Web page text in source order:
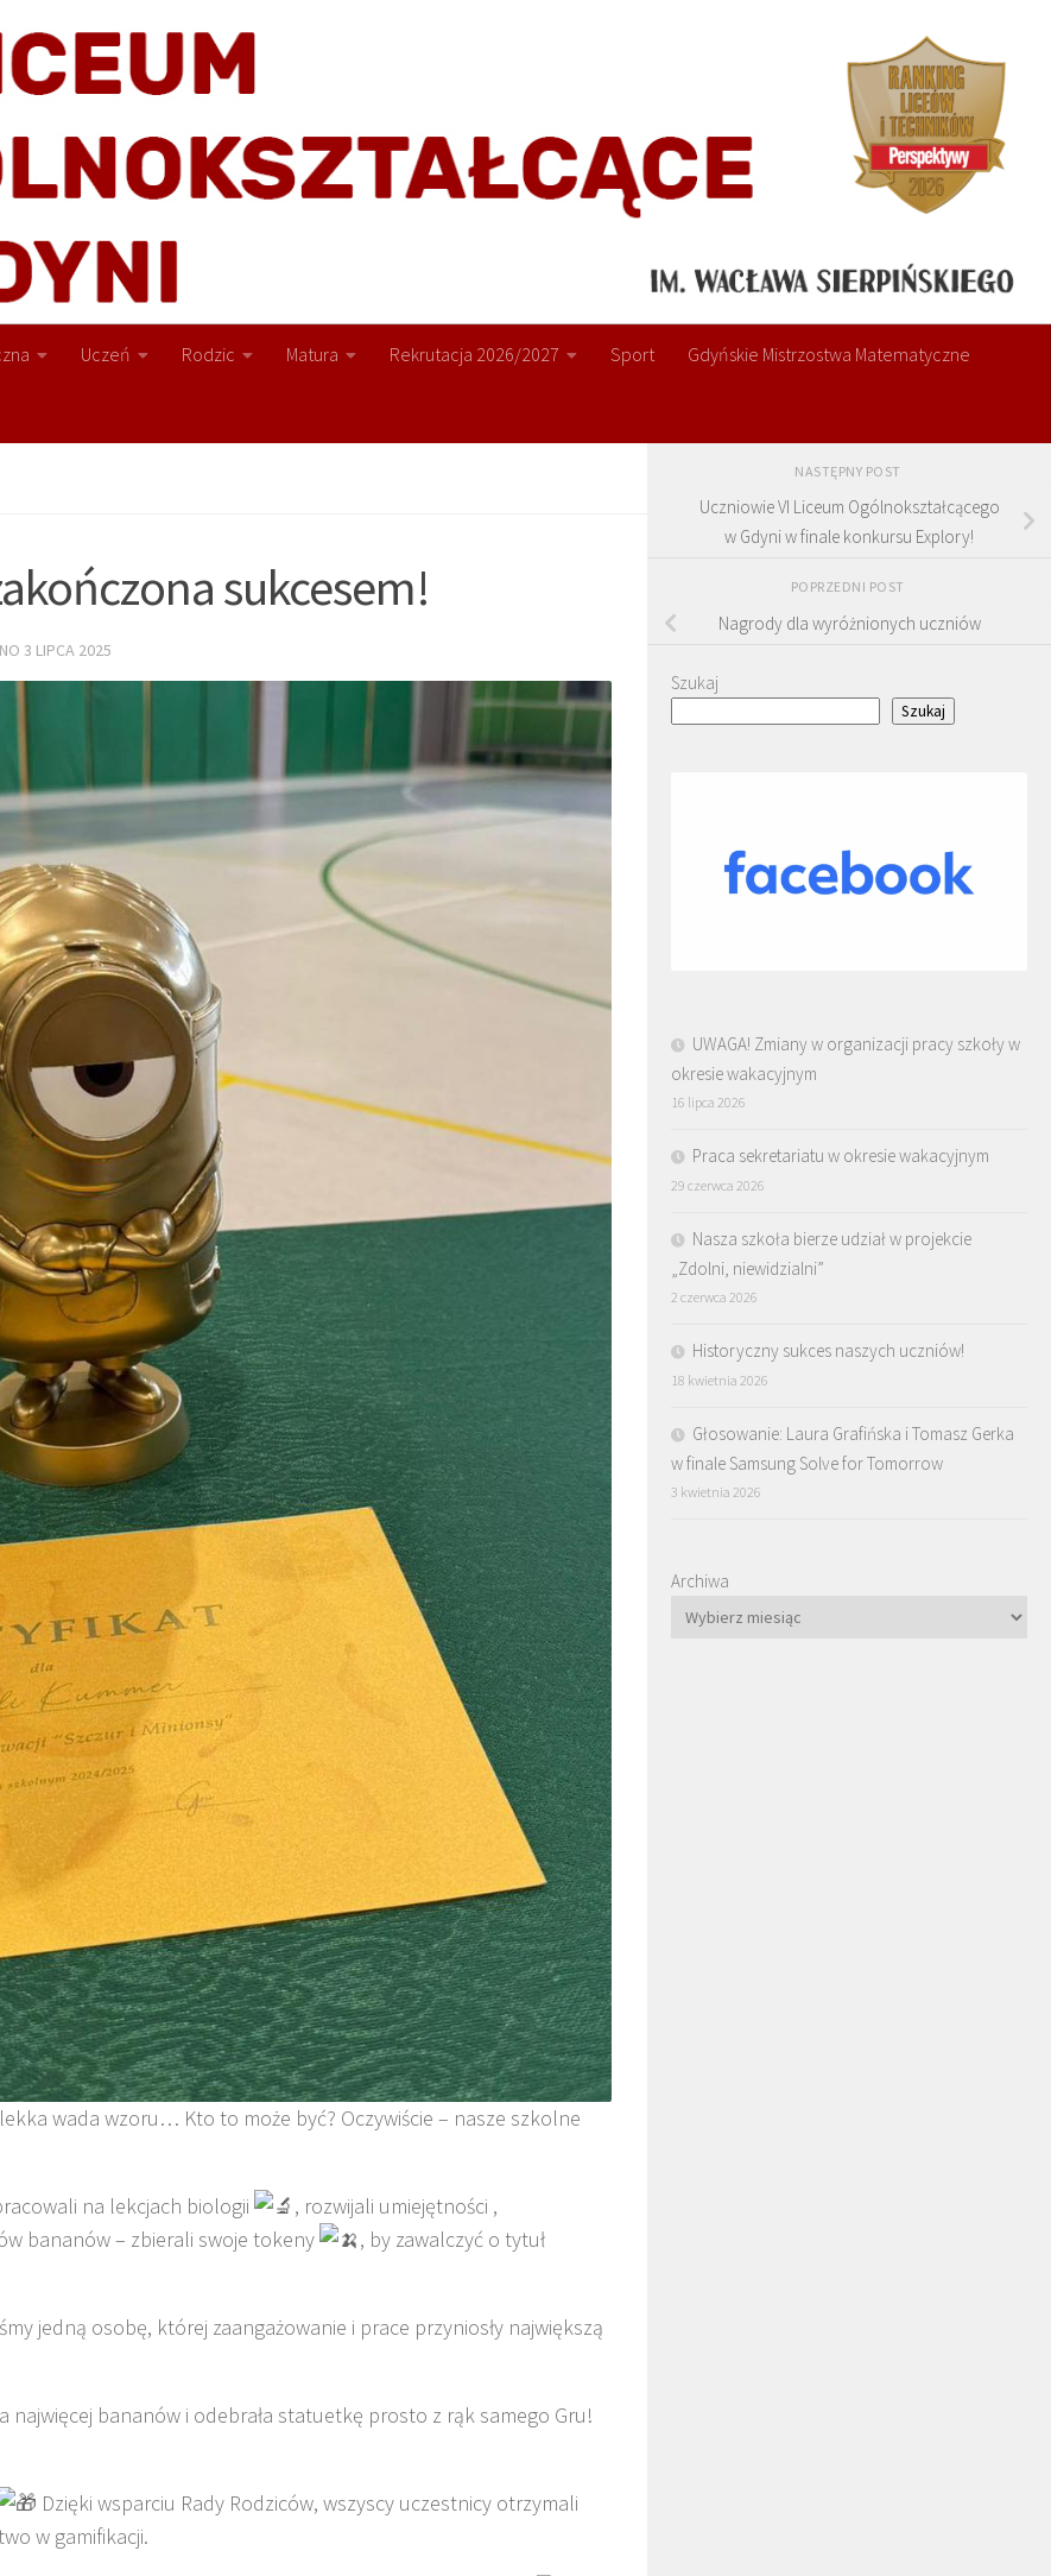
Uczeń Rodzic Matura Rekrutacja 2026/2027 Sport Gdyńskie Mistrzostwa Matematyczne
sukcesem!
3 LIPCA 2025
wada wzoru… Kto to może być? Oczywiście – nasze szkolne
na lekcjach biologii
, rozwijali umiejętności ,
bananów – zbierali swoje tokeny
, by zawalczyć o tytuł
jedną osobę, której zaangażowanie i prace przyniosły największą
najwięcej bananów i odebrała statuetkę prosto z rąk samego Gru!
Dzięki wsparciu Rady Rodziców, wszyscy uczestnicy otrzymali
w gamifikacji.
NASTĘPNY POST
Uczniowie VI Liceum Ogólnokształcącego
w Gdyni w finale konkursu Explory!
POPRZEDNI POST
Nagrody dla wyróżnionych uczniów
Szukaj
Szukaj
UWAGA! Zmiany w organizacji pracy szkoły w
okresie wakacyjnym
16 lipca 2026
Praca sekretariatu w okresie wakacyjnym
29 czerwca 2026
Nasza szkoła bierze udział w projekcie
„Zdolni, niewidzialni”
2 czerwca 2026
Historyczny sukces naszych uczniów!
18 kwietnia 2026
Głosowanie: Laura Grafińska i Tomasz Gerka
w finale Samsung Solve for Tomorrow
3 kwietnia 2026
Archiwa